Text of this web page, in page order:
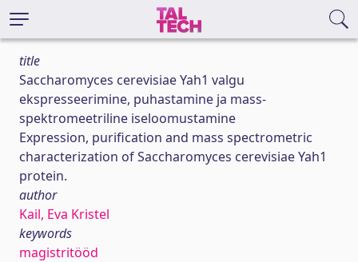
title
Saccharomyces cerevisiae Yah1 valgu
ekspresseerimine, puhastamine ja mass-
spektromeetriline iseloomustamine
Expression, purification and mass spectrometric
characterization of Saccharomyces cerevisiae Yah1
protein.
author
Kail, Eva Kristel
keywords
magistritööd